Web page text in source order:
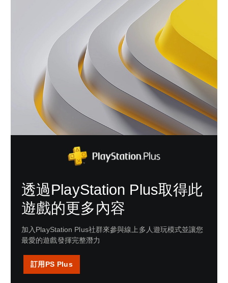
透過PlayStation Plus取得此
遊戲的更多內容
加入PlayStation Plus社群來參與線上多人遊玩模式並讓您
最愛的遊戲發揮完整潛力
訂用PS Plus